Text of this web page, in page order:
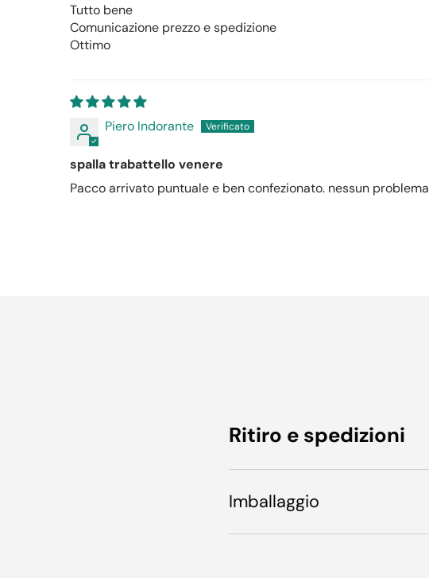
Tutto bene
Comunicazione prezzo e spedizione
Ottimo
Piero Indorante
spalla trabattello venere
Pacco arrivato puntuale e ben confezionato. nessun problema
Ritiro e spedizioni
Imballaggio